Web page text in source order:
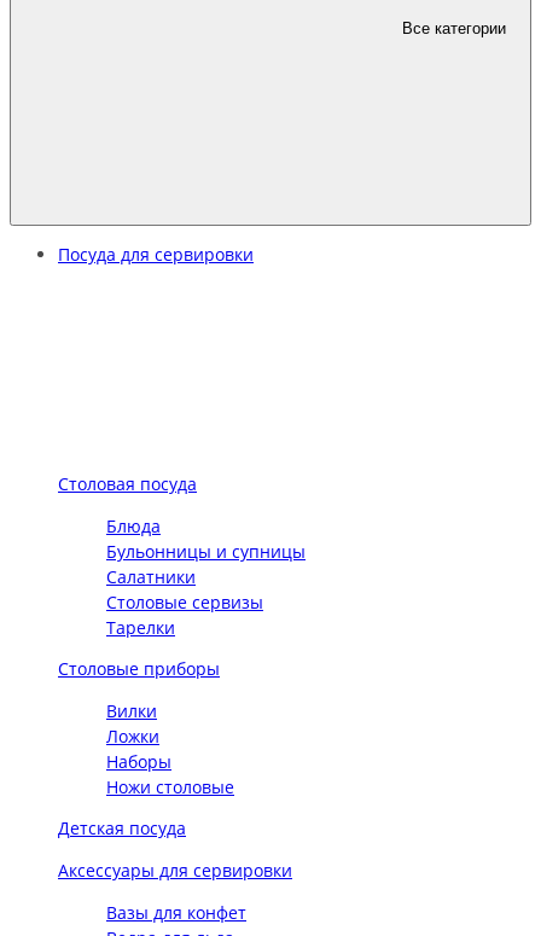
Все категории
Посуда для сервировки
Столовая посуда
Блюда
Бульонницы и супницы
Салатники
Столовые сервизы
Тарелки
Столовые приборы
Вилки
Ложки
Наборы
Ножи столовые
Детская посуда
Аксессуары для сервировки
Вазы для конфет